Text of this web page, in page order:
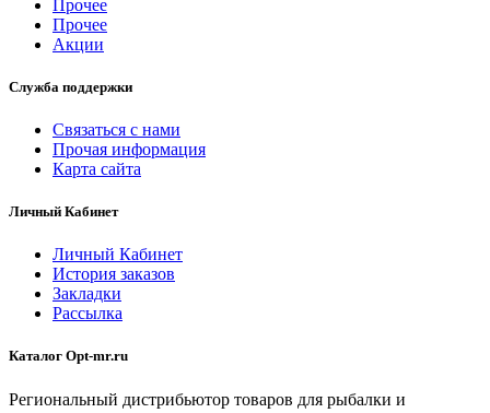
Прочее
Прочее
Акции
Служба поддержки
Связаться с нами
Прочая информация
Карта сайта
Личный Кабинет
Личный Кабинет
История заказов
Закладки
Рассылка
Каталог Opt-mr.ru
Региональный дистрибьютор товаров для рыбалки и